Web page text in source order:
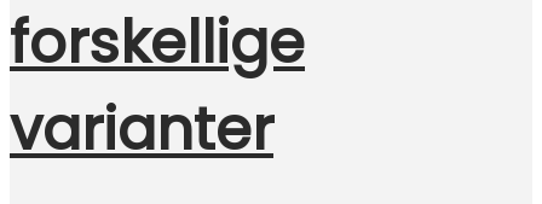
forskellige
varianter